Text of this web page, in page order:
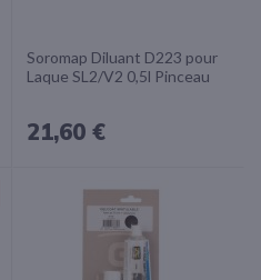
Soromap Diluant D223 pour
Laque SL2/V2 0,5l Pinceau
21,60 €